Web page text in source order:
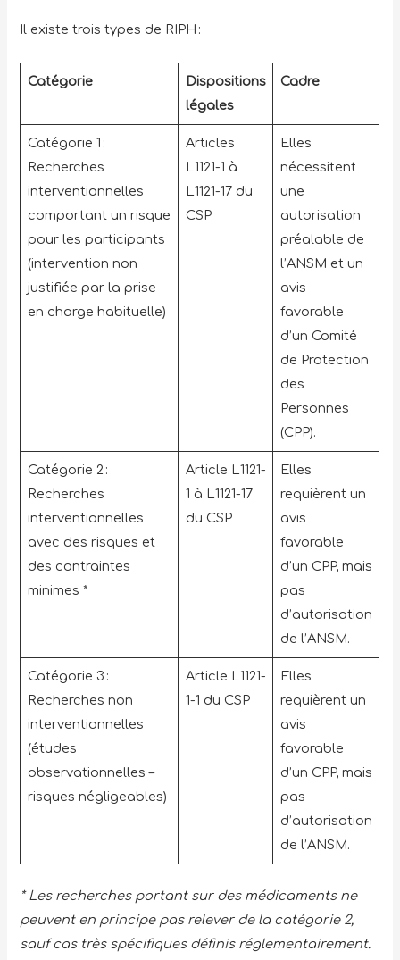
Il existe trois types de RIPH :
Catégorie
Dispositions
légales
Cadre
Catégorie 1 :
Recherches
interventionnelles
comportant un risque
pour les participants
(intervention non
justifiée par la prise
en charge habituelle)
Articles
L1121-1 à
L1121-17 du
CSP
Elles
nécessitent
une
autorisation
préalable de
l’ANSM et un
avis
favorable
d’un Comité
de Protection
des
Personnes
(CPP).
Catégorie 2 :
Recherches
interventionnelles
avec des risques et
des contraintes
minimes *
Article L1121-
1 à L1121-17
du CSP
Elles
requièrent un
avis
favorable
d’un CPP, mais
pas
d’autorisation
de l’ANSM.
Catégorie 3 :
Recherches non
interventionnelles
(études
observationnelles –
risques négligeables)
Article L1121-
1-1 du CSP
Elles
requièrent un
avis
favorable
d’un CPP, mais
pas
d’autorisation
de l’ANSM.
* Les recherches portant sur des médicaments ne
peuvent en principe pas relever de la catégorie 2,
sauf cas très spécifiques définis réglementairement.